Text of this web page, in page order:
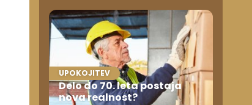
UPOKOJITEV
Delo do 70. leta postaja
nova realnost?